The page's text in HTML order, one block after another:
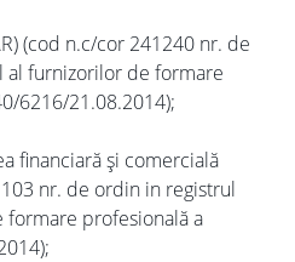
(cod n.c/cor 241240 nr. de
al furnizorilor de formare
6216/21.08.2014);
financiară și comercială
nr. de ordin in registrul
profesională a